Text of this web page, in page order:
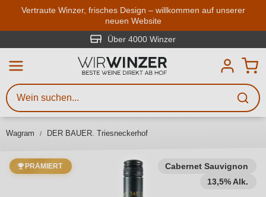
Zum Hauptinhalt springen
Vertraute Winzer, frisches Design – willkommen auf unserer
neuen Website
Über 4000 Winzer
Wagram DER BAUER. Triesneckerhof
Cabernet Sauvignon
13,5% Alk.
PRÄMIERT
Weinsuche
Mindestens 3 Zeichen eingeben
Beschreiben Sie, welchen Wein
Sie suchen – ob nach Geschmack,